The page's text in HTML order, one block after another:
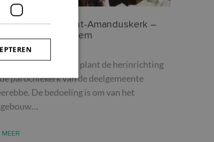
– Sint-Amanduskerk –
Vloerzegem
Erfgoed
Geraardsbergen plant de herinrichting
parochiekerk van de deelgemeente
De bedoeling is om van het
MEER